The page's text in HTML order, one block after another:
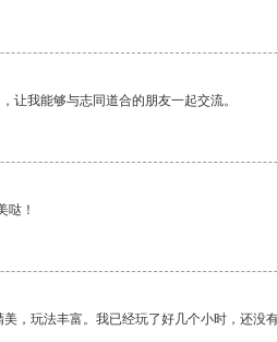
让我能够与志同道合的朋友一起交流。
哒！
，玩法丰富。我已经玩了好几个小时，还没